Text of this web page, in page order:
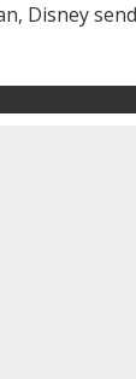
Disney